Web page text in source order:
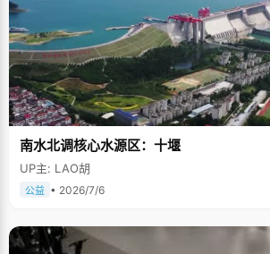
南水北调核心水源区：十堰
UP主: LAO胡
公益 • 2026/7/6